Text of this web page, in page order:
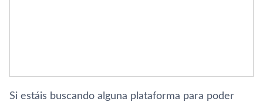
Si estáis buscando alguna plataforma para poder